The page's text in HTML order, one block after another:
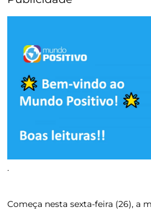
.
Começa nesta sexta-feira (26), a